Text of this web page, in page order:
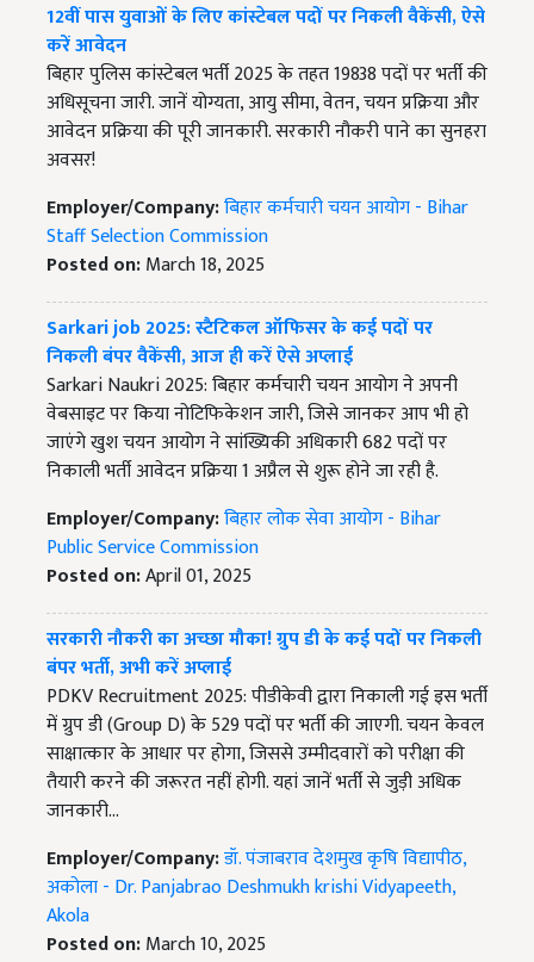
12वीं पास युवाओं के लिए कांस्टेबल पदों पर निकली वैकेंसी, ऐसे
करें आवेदन
बिहार पुलिस कांस्टेबल भर्ती 2025 के तहत 19838 पदों पर भर्ती की
अधिसूचना जारी. जानें योग्यता, आयु सीमा, वेतन, चयन प्रक्रिया और
आवेदन प्रक्रिया की पूरी जानकारी. सरकारी नौकरी पाने का सुनहरा
अवसर!
Employer/Company:बिहार कर्मचारी चयन आयोग - Bihar
Staff Selection Commission
Posted on:March 18, 2025
Sarkari job 2025: स्टैटिकल ऑफिसर के कई पदों पर
निकली बंपर वैकेंसी, आज ही करें ऐसे अप्लाई
Sarkari Naukri 2025: बिहार कर्मचारी चयन आयोग ने अपनी
वेबसाइट पर किया नोटिफिकेशन जारी, जिसे जानकर आप भी हो
जाएंगे खुश चयन आयोग ने सांख्यिकी अधिकारी 682 पदों पर
निकाली भर्ती आवेदन प्रक्रिया 1 अप्रैल से शुरू होने जा रही है.
Employer/Company:बिहार लोक सेवा आयोग - Bihar
Public Service Commission
Posted on:April 01, 2025
सरकारी नौकरी का अच्छा मौका! ग्रुप डी के कई पदों पर निकली
बंपर भर्ती, अभी करें अप्लाई
PDKV Recruitment 2025: पीडीकेवी द्वारा निकाली गई इस भर्ती
में ग्रुप डी (Group D) के 529 पदों पर भर्ती की जाएगी. चयन केवल
साक्षात्कार के आधार पर होगा, जिससे उम्मीदवारों को परीक्षा की
तैयारी करने की जरूरत नहीं होगी. यहां जानें भर्ती से जुड़ी अधिक
जानकारी...
Employer/Company:डॉ. पंजाबराव देशमुख कृषि विद्यापीठ,
अकोला - Dr. Panjabrao Deshmukh krishi Vidyapeeth,
Akola
Posted on:March 10, 2025